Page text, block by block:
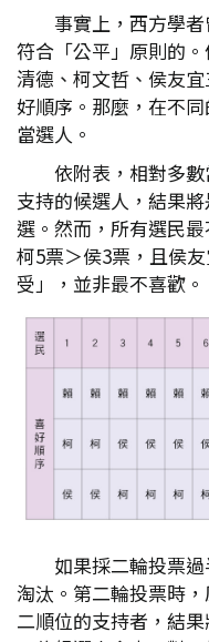
事實上，西方學
符合「公平」原則的
清德、柯文哲、侯友
好順序。那麼，在不
當選人。
依附表，相對多
支持的候選人，結果
選。然而，所有選民
柯5票＞侯3票，且侯
受」，並非最不喜歡。
如果採二輪投票
淘汰。第二輪投票時
二順位的支持者，結